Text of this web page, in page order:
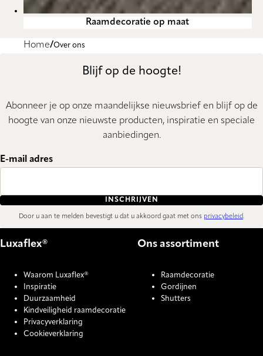
Raamdecoratie op maat
Home Over ons
Blijf op de hoogte!
Abonneer je op onze maandelijkse nieuwsbrief en blijf op de
hoogte van onze nieuwste producten, inspiratie en speciale
aanbiedingen.
E-mail adres
INSCHRIJVEN
Door u aan te melden bevestigt u dat u akkoord gaat met ons privacybeleid.
Luxaflex®
Waarom Luxaflex®
Inspiratie
Duurzaamheid
Kindveiligheid raamdecoratie
Privacyverklaring
Cookieverklaring
Ons assortiment
Raamdecoratie
Gordijnen
Shutters